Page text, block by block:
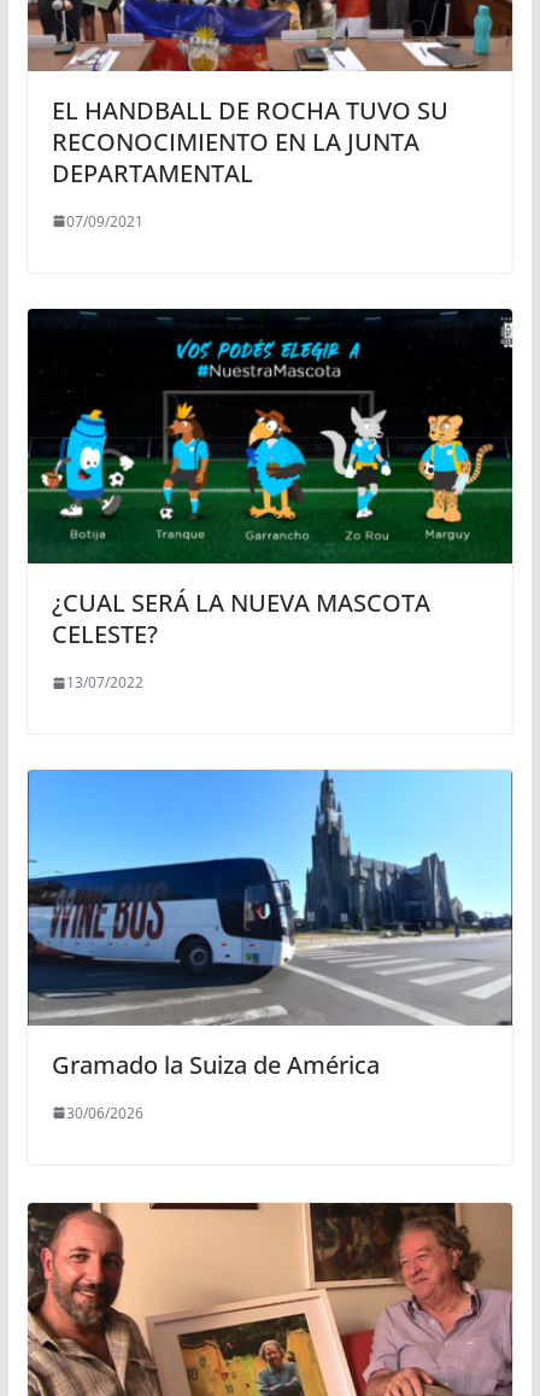
EL HANDBALL DE ROCHA TUVO SU
RECONOCIMIENTO EN LA JUNTA
DEPARTAMENTAL
07/09/2021
¿CUAL SERÁ LA NUEVA MASCOTA
CELESTE?
13/07/2022
Gramado la Suiza de América
30/06/2026